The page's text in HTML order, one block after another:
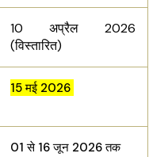
10 अप्रैल 2026
(विस्तारित)
15 मई 2026
01 से 16 जून 2026 तक